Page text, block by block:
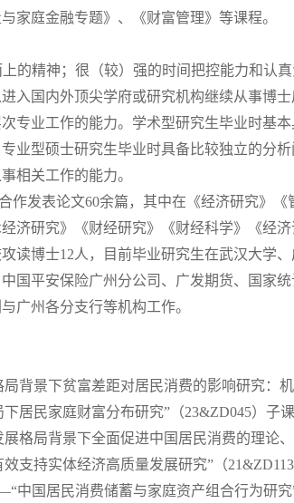
家庭金融专题》、《财富管理》等课程。
的精神；很（较）强的时间把控能力和认
入国内外顶尖学府或研究机构继续从事博
专业工作的能力。学术型研究生毕业时基
业型硕士研究生毕业时具备比较独立的分
相关工作的能力。
作发表论文60余篇，其中在《经济研究》
济研究》《财经研究》《财经科学》《经
读博士12人，目前毕业研究生在武汉大学
国平安保险广州分公司、广发期货、国家
广州各分支行等机构工作。
背景下贫富差距对居民消费的影响研究：机
居民家庭财富分布研究”（23&ZD045）子
格局背景下全面促进中国居民消费的理论
支持实体经济高质量发展研究”（
中国居民消费储蓄与家庭资产组合行为研究